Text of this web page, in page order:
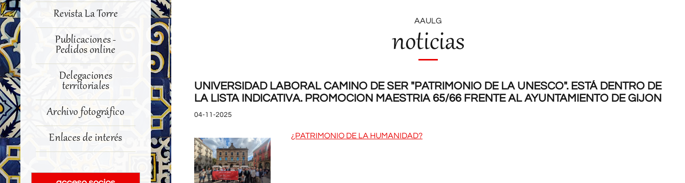
Revista La Torre
Publicaciones -
Pedidos online
Delegaciones
territoriales
Archivo fotográfico
Enlaces de interés
AAULG
noticias
UNIVERSIDAD LABORAL CAMINO DE SER "PATRIMONIO DE LA UNESCO". ESTÁ DENTRO DE
LA LISTA INDICATIVA. PROMOCION MAESTRIA 65/66 FRENTE AL AYUNTAMIENTO DE GIJON
04-11-2025
¿PATRIMONIO DE LA HUMANIDAD?